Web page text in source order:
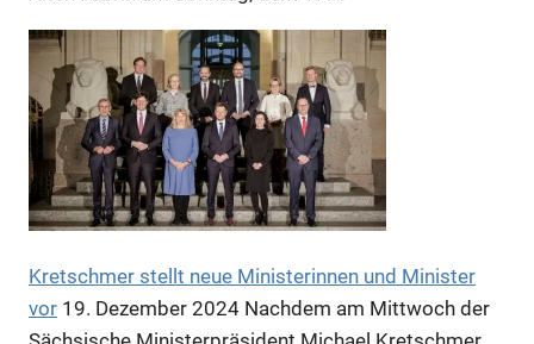
Anzeige
Anzeige
Anzeige
Kretschmer stellt neue Ministerinnen und Minister
vor 19. Dezember 2024 Nachdem am Mittwoch der